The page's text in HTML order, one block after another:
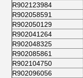
R902123984
R902058591
R902050129
R902041264
R902048325
R902085861
R902104750
R902096056